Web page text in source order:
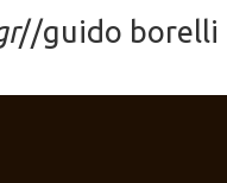
//guido borelli